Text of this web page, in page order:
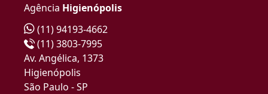
Agência Higienópolis
(11) 94193-4662
(11) 3803-7995
Av. Angélica, 1373
Higienópolis
São Paulo - SP